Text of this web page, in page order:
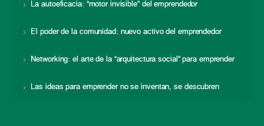
La autoeficacia: “motor invisible” del emprendedor
El poder de la comunidad: nuevo activo del emprendedor
Networking: el arte de la “arquitectura social” para emprender
Las ideas para emprender no se inventan, se descubren